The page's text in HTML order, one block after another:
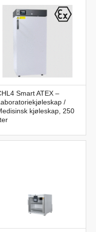
Smart ATEX –
/
kjøleskap, 250